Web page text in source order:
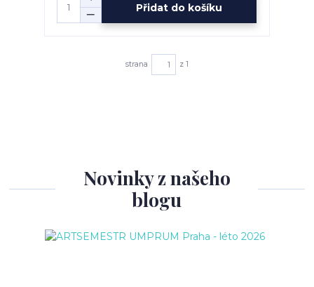
Přidat do košíku
strana z 1
Novinky z našeho
blogu